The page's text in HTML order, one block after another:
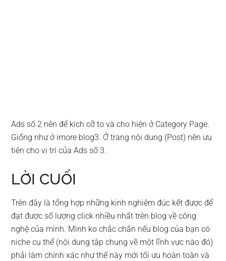
Ads số 2 nên để kích cỡ to và cho hiện ở Category Page.
Giống như ở imore blog3. Ở trang nội dung (Post) nên ưu
tiên cho vị trí của Ads số 3.
LỜI CUỐI
Trên đây là tổng hợp những kinh nghiệm đúc kết được để
đạt được số lượng click nhiều nhất trên blog về công
nghệ của mình. Mình ko chắc chắn nếu blog của bạn có
niche cụ thể (nội dung tập chung về một lĩnh vực nào đó)
phải làm chính xác như thế này mới tối ưu hoàn toàn và